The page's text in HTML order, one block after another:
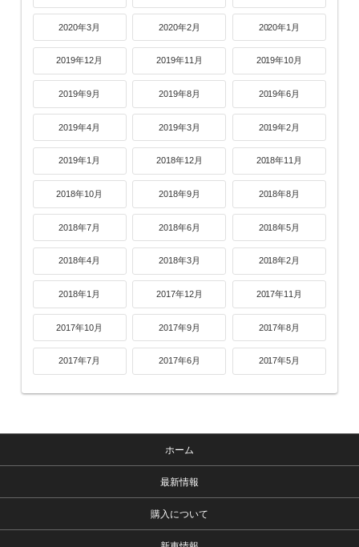
2020年3月 2020年2月 2020年1月
2019年12月 2019年11月 2019年10月
2019年9月 2019年8月 2019年6月
2019年4月 2019年3月 2019年2月
2019年1月 2018年12月 2018年11月
2018年10月 2018年9月 2018年8月
2018年7月 2018年6月 2018年5月
2018年4月 2018年3月 2018年2月
2018年1月 2017年12月 2017年11月
2017年10月 2017年9月 2017年8月
2017年7月 2017年6月 2017年5月
ホーム
最新情報
購入について